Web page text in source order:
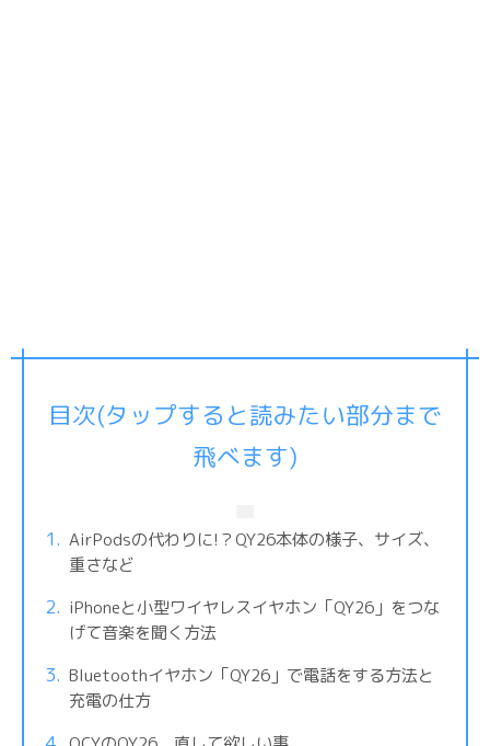
目次(タップすると読みたい部分まで
飛べます)
AirPodsの代わりに!？QY26本体の様子、サイズ、
重さなど
iPhoneと小型ワイヤレスイヤホン「QY26」をつな
げて音楽を聞く方法
Bluetoothイヤホン「QY26」で電話をする方法と
充電の仕方